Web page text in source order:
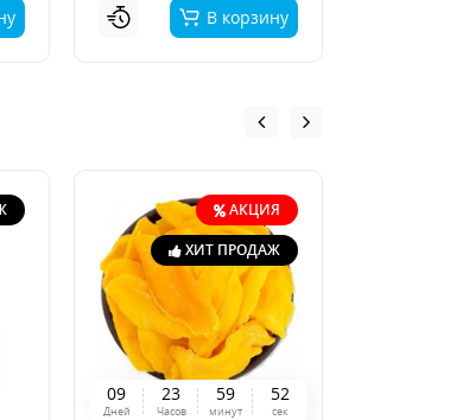
В корзину
АКЦИЯ
ХИТ ПРОДАЖ
09
Дней
23
Часов
59
минут
51
сек